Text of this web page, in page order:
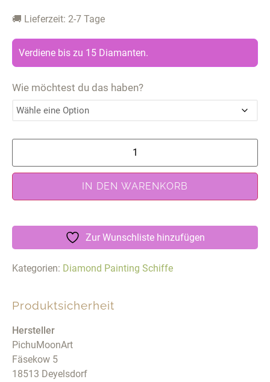
🚚 Lieferzeit: 2-7 Tage
Verdiene bis zu 15 Diamanten.
Wie möchtest du das haben?
IN DEN WARENKORB
Zur Wunschliste hinzufügen
Kategorien: Diamond Painting Schiffe
Produktsicherheit
Hersteller
PichuMoonArt
Fäsekow 5
18513 Deyelsdorf